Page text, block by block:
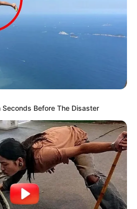
não terminou. Estejam todos certos
narrativas, defendendo que há outros
proposta. De que desejam se unir a
somar forças etc. Tudo não passa de
objetivo desejado é tomar o lugar da
em segundo plano. Tudo isso já ficou
Before The Disaster